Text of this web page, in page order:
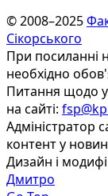
© 2008–2025
Сікорського
При посиланні
необхідно
Питання щодо
на сайті:
Адміністратор
контент у
Дизайн і
Дмитро